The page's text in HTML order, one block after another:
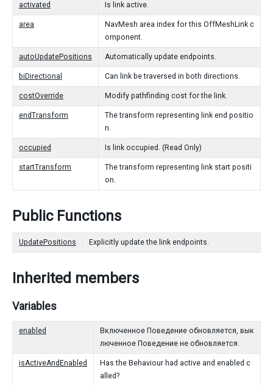
activated Is link active.
area
NavMesh area index for this OffMeshLink c
omponent.
autoUpdatePositions Automatically update endpoints.
biDirectional Can link be traversed in both directions.
costOverride Modify pathfinding cost for the link.
endTransform
The transform representing link end positio
n.
occupied Is link occupied. (Read Only)
startTransform
The transform representing link start positi
on.
Public Functions
UpdatePositions Explicitly update the link endpoints.
Inherited members
Variables
enabled
Включенное Поведение обновляется, вык
люченное Поведение не обновляется.
isActiveAndEnabled
Has the Behaviour had active and enabled c
alled?